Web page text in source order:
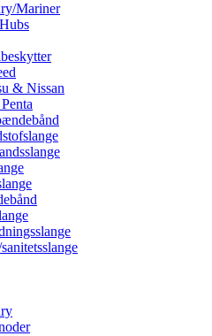
Mariner
& Nissan